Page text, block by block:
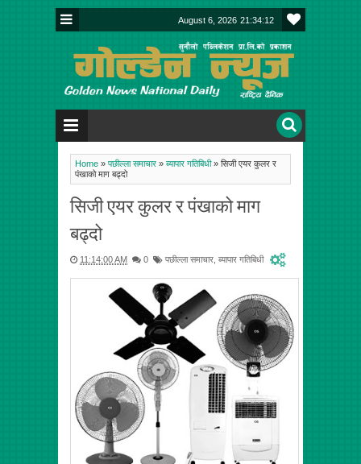
August 6, 2026 21:34:12
Home » पछील्ला समाचार » ब्यापार गतिबिधी » सिजी एयर कुलर र
पंखाको माग बढ्दो
सिजी एयर कुलर र पंखाको माग
बढ्दो
11:14:00 AM 0 पछील्ला समाचार ब्यापार गतिबिधी